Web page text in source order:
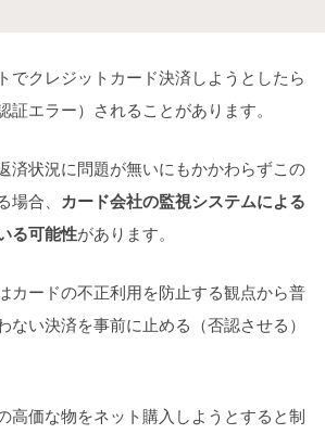
でクレジットカード決済しようとしたら
証エラー）されることがあります。
済状況に問題が無いにもかかわらずこの
場合、
カード会社の監視システムによる
る可能性があります。
カードの不正利用を防止する観点から普
ない決済を事前に止める（否認させる）
高価な物をネット購入しようとすると制